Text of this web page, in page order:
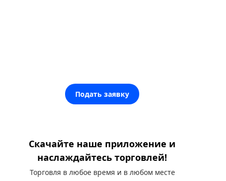
Подать заявку
Скачайте наше приложение и
наслаждайтесь торговлей!
Торговля в любое время и в любом месте